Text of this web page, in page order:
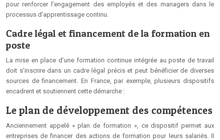
pour renforcer l’engagement des employés et des managers dans le
processus d’apprentissage continu.
Cadre légal et financement de la formation en
poste
La mise en place d’une formation continue intégrée au poste de travail
doit s’inscrire dans un cadre légal précis et peut bénéficier de diverses
sources de financement. En France, par exemple, plusieurs dispositifs
encadrent et soutiennent cette démarche :
Le plan de développement des compétences
Anciennement appelé « plan de formation », ce dispositif permet aux
entreprises de financer des actions de formation pour leurs salariés. Il